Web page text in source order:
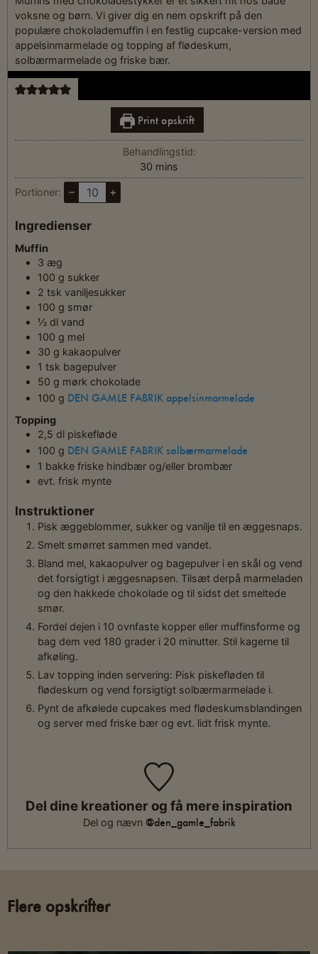
voksne og børn. Vi giver dig en nem opskrift på den
populære chokolademuffin i en festlig cupcake-version med
appelsinmarmelade og topping af flødeskum,
solbærmarmelade og friske bær.
Print opskrift
Behandlingstid:
30 mins
Portioner: – +
Ingredienser
Muffin
3 æg
100 g sukker
2 tsk vaniljesukker
100 g smør
½ dl vand
100 g mel
30 g kakaopulver
1 tsk bagepulver
50 g mørk chokolade
100 g DEN GAMLE FABRIK appelsinmarmelade
Topping
2,5 dl piskefløde
100 g DEN GAMLE FABRIK solbærmarmelade
1 bakke friske hindbær og/eller brombær
evt. frisk mynte
Instruktioner
Pisk æggeblommer, sukker og vanilje til en æggesnaps.
Smelt smørret sammen med vandet.
Bland mel, kakaopulver og bagepulver i en skål og vend
det forsigtigt i æggesnapsen. Tilsæt derpå marmeladen
og den hakkede chokolade og til sidst det smeltede
smør.
Fordel dejen i 10 ovnfaste kopper eller muffinsforme og
bag dem ved 180 grader i 20 minutter. Stil kagerne til
afkøling.
Lav topping inden servering: Pisk piskefløden til
flødeskum og vend forsigtigt solbærmarmelade i.
Pynt de afkølede cupcakes med flødeskumsblandingen
og server med friske bær og evt. lidt frisk mynte.
Del dine kreationer og få mere inspiration
Del og nævn @den_gamle_fabrik
Flere opskrifter